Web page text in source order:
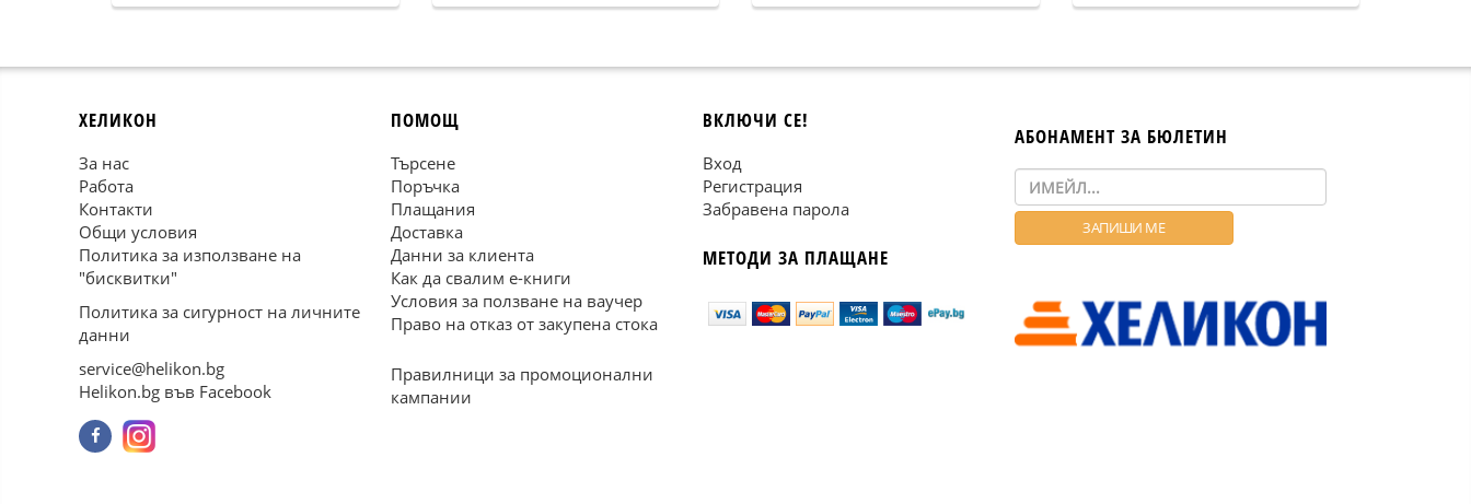
ХЕЛИКОН
За нас
Работа
Контакти
Общи условия
Политика за използване на
"бисквитки"
Политика за сигурност на личните
данни
service@helikon.bg
Helikon.bg във Facebook
ПОМОЩ
Търсене
Поръчка
Плащания
Доставка
Данни за клиента
Как да свалим е-книги
Условия за ползване на ваучер
Право на отказ от закупена стока
Правилници за промоционални
кампании
ВКЛЮЧИ СЕ!
Вход
Регистрация
Забравена парола
МЕТОДИ ЗА ПЛАЩАНЕ
АБОНАМЕНТ ЗА БЮЛЕТИН